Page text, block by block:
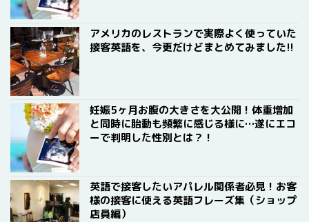
アメリカのレストランで実際よく使っていた
接客英語を、今更だけどまとめてみました!!
妊娠5ヶ月お腹の大きさを大公開！体重増加
と同時に胎動も頻繁に感じる様に…遂にエコ
ーで判明した性別とは？！
英語で接客したいアパレル関係者必見！お客
様の接客に使える英語フレーズ集（ショップ
店員編）